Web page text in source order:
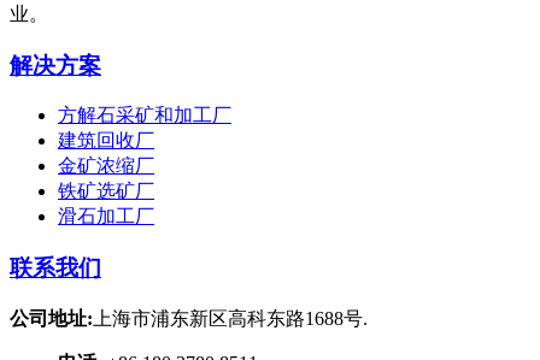
业。
解决方案
方解石采矿和加工厂
建筑回收厂
金矿浓缩厂
铁矿选矿厂
滑石加工厂
联系我们
公司地址: 上海市浦东新区高科东路1688号.